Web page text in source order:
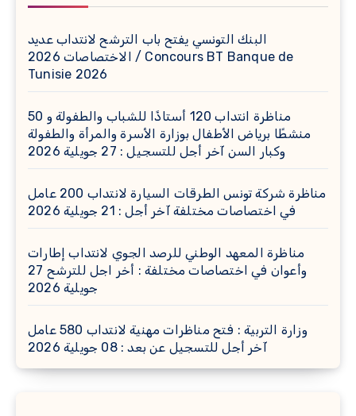
البنك التونسي يفتح باب الترشح لانتداب عديد
الاختصاصات 2026 / Concours BT Banque de
Tunisie 2026
مناظرة انتداب 120 أستاذًا للشباب والطفولة و 50
منشطًا برياض الأطفال بوزارة الأسرة والمرأة والطفولة
وكبار السن آخر أجل للتسجيل : 27 جويلية 2026
مناظرة شركة تونس الطرقات السيارة لانتداب 200 عامل
في اختصاصات مختلفة آخر أجل : 21 جويلية 2026
مناظرة المعهد الوطني للرصد الجوي لانتداب إطارات
وأعوان في اختصاصات مختلفة : أخر اجل للترشح 27
جويلية 2026
وزارة التربية : فتح مناظرات مهنية لانتداب 580 عامل
آخر أجل للتسجيل عن بعد : 08 جويلية 2026